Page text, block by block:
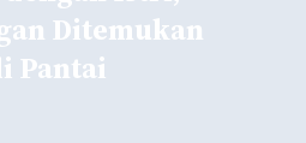
Ditemukan
Pantai